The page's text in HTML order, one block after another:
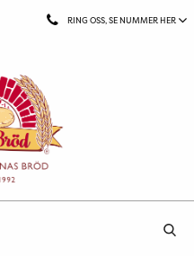
RING OSS, SE NUMMER HER